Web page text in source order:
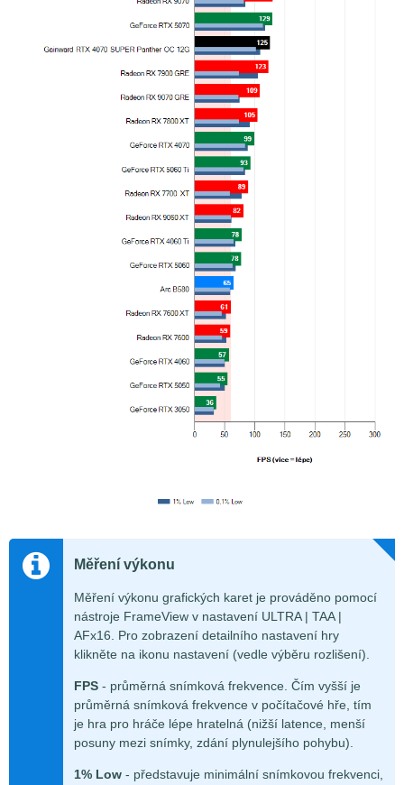
Měření výkonu
Měření výkonu grafických karet je prováděno pomocí
nástroje FrameView v nastavení ULTRA | TAA |
AFx16. Pro zobrazení detailního nastavení hry
klikněte na ikonu nastavení (vedle výběru rozlišení).
FPS - průměrná snímková frekvence. Čím vyšší je
průměrná snímková frekvence v počítačové hře, tím
je hra pro hráče lépe hratelná (nižší latence, menší
posuny mezi snímky, zdání plynulejšího pohybu).
1% Low - představuje minimální snímkovou frekvenci,